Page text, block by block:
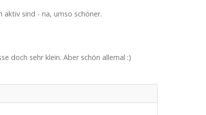
sind - na, umso schöner.
doch sehr klein. Aber schön allemal :)